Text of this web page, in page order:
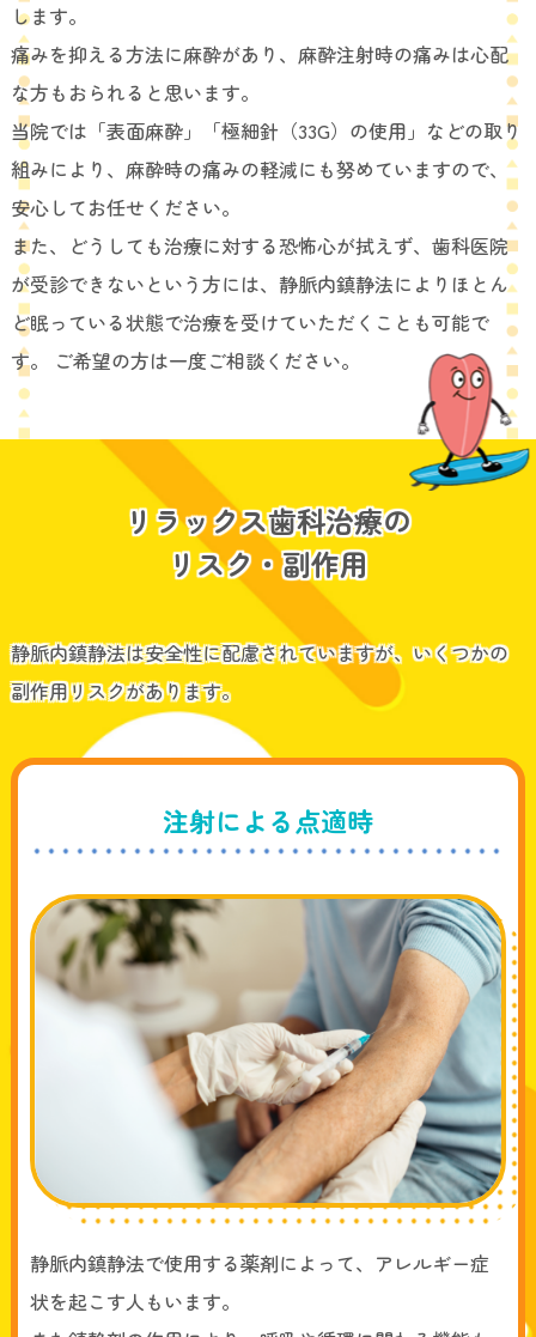
します。
痛みを抑える方法に麻酔があり、麻酔注射時の痛みは心配
な方もおられると思います。
当院では「表面麻酔」「極細針（33G）の使用」などの取り
組みにより、麻酔時の痛みの軽減にも努めていますので、
安心してお任せください。
また、どうしても治療に対する恐怖心が拭えず、歯科医院
が受診できないという方には、静脈内鎮静法によりほとん
ど眠っている状態で治療を受けていただくことも可能で
す。 ご希望の方は一度ご相談ください。
リラックス歯科治療の
リスク・副作用
静脈内鎮静法は安全性に配慮されていますが、いくつかの
副作用リスクがあります。
注射による点適時
静脈内鎮静法で使用する薬剤によって、アレルギー症
状を起こす人もいます。